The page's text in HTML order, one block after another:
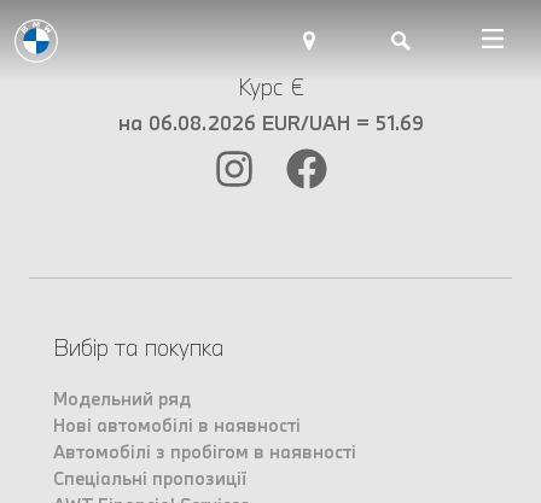
Курс €
на 06.08.2026 EUR/UAH = 51.69
Вибір та покупка
Модельний ряд
Нові автомобілі в наявності
Автомобілі з пробігом в наявності
Спеціальні пропозиції